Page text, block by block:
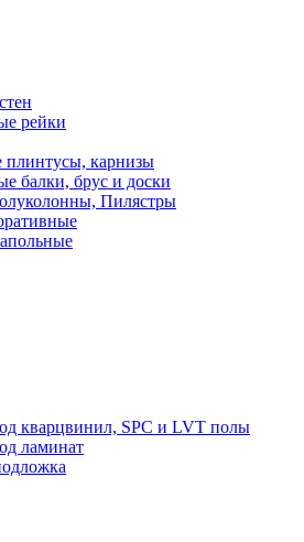
рейки
плинтусы, карнизы
балки, брус и доски
Пилястры
кварцвинил, SPC и LVT полы
ламинат